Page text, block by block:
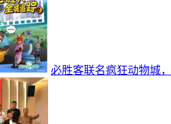
必胜客联名疯狂动物城